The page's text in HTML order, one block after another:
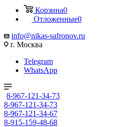
Корзина0
Отложенные0
info@nikas-safronov.ru
г. Москва
Telegram
WhatsApp
8-967-121-34-73
8-967-121-34-73
8-967-121-34-67
8-915-159-48-68